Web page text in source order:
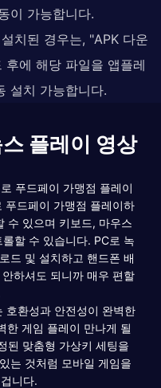
이 가능합니다.
치된 경우는, "APK 다운
후에 해당 파일을 앱플레
설치 가능합니다.
플레이 영상
푸드페이 가맹점 플레이
푸드페이 가맹점 플레이하
수 있으며 키보드, 마우스
할 수 있습니다. PC로 녹
드 및 설치하고 핸드폰 배
하셔도 되니까 매우 편할
호환성과 안전성이 완벽한
한 게임 플레이 만나게 될
된 맞춤형 가상키 세팅을
는 것처럼 모바일 게임을
니다.